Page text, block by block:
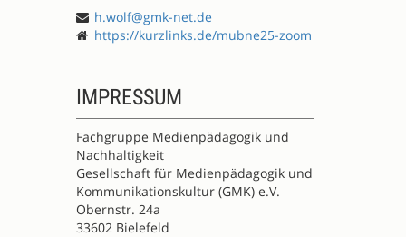
h.wolf@gmk-net.de
https://kurzlinks.de/mubne25-zoom
IMPRESSUM
Fachgruppe Medienpädagogik und
Nachhaltigkeit
Gesellschaft für Medienpädagogik und
Kommunikationskultur (GMK) e.V.
Obernstr. 24a
33602 Bielefeld